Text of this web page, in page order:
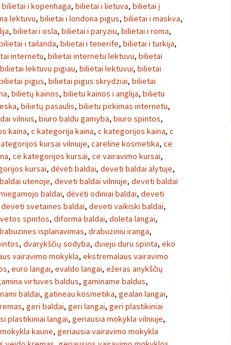
bilietai i kopenhaga, bilietai i lietuva, bilietai į
lektuvu, bilietai i londona pigus, bilietai i maskva,
, bilietai i osla, bilietai i paryziu, bilietai i roma,
i tailanda, bilietai i tenerife, bilietai i turkija,
internetu, bilietai internetu lektuvu, bilietai
bilietai lektuvu pigiau, bilietai lektuvui, bilietai
pigus, bilietai pigus skrydziai, bilietai
, bilietų kainos, bilietu kainos i anglija, bilietu
, bilietų pasaulis, bilietu pirkimas internetu,
vilnius, biuro baldu gamyba, biuro spintos,
kaina, c kategorija kaina, c kategorijos kaina, c
kursai vilniuje, careline kosmetika, ce
, ce kategorijos kursai, ce vairavimo kursai,
kursai, dėvėti baldai, deveti baldai alytuje,
utenoje, deveti baldai vilniuje, deveti baldai
baldai, dėvėti odiniai baldai, deveti
deveti svetaines baldai, deveti vaikiski baldai,
spintos, diforma baldai, doleta langai,
isplanavimas, drabuziniu iranga,
, dvarykščių sodyba, dvieju duru spinta, eko
vairavimo mokykla, ekstremalaus vairavimo
, euro langai, evaldo langai, ežeras anykščių
virtuves baldus, gaminame baldus,
baldai, gatineau kosmetika, gealan langai,
, geri baldai, geri langai, geri plastikiniai
plastikiniai langai, geriausia mokykla vilniuje,
kaune, geriausia vairavimo mokykla